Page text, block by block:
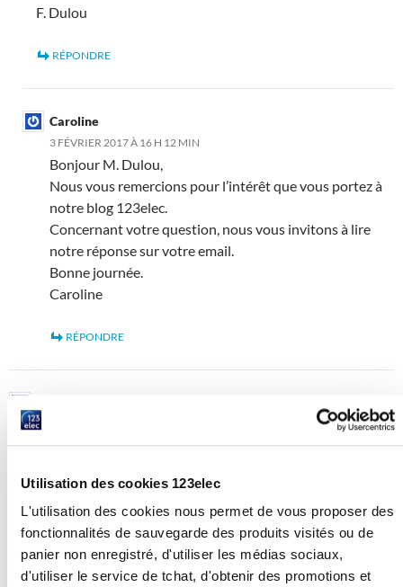
Utilisation des cookies 123elec
L'utilisation des cookies nous permet de vous proposer des
fonctionnalités de sauvegarde des produits visités ou de
panier non enregistré, d'utiliser les médias sociaux,
d'utiliser le service de tchat, d'obtenir des promotions et
F. Dulou
RÉPONDRE
Caroline
3 FÉVRIER 2017 À 16 H 12 MIN
Bonjour M. Dulou,
Nous vous remercions pour l’intérêt que vous portez à
notre blog 123elec.
Concernant votre question, nous vous invitons à lire
notre réponse sur votre email.
Bonne journée.
Caroline
RÉPONDRE
3 FÉVRIER 2017 À 17 H 31 MIN
Bonjour,
nouvelle norme impose de raccorder les 2 fours sur 2
prises respectives 20a. Pour autant, je peux raccorder la
cuisinière sur le 32 A alors qu’elle est prévue pour du 20 A,
avec un adaptateur.